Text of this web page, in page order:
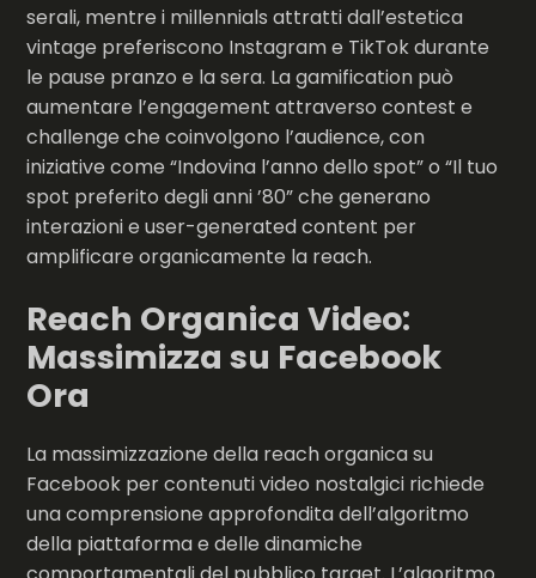
serali, mentre i millennials attratti dall’estetica
vintage preferiscono Instagram e TikTok durante
le pause pranzo e la sera. La gamification può
aumentare l’engagement attraverso contest e
challenge che coinvolgono l’audience, con
iniziative come “Indovina l’anno dello spot” o “Il tuo
spot preferito degli anni ’80” che generano
interazioni e user-generated content per
amplificare organicamente la reach.
Reach Organica Video:
Massimizza su Facebook
Ora
La massimizzazione della reach organica su
Facebook per contenuti video nostalgici richiede
una comprensione approfondita dell’algoritmo
della piattaforma e delle dinamiche